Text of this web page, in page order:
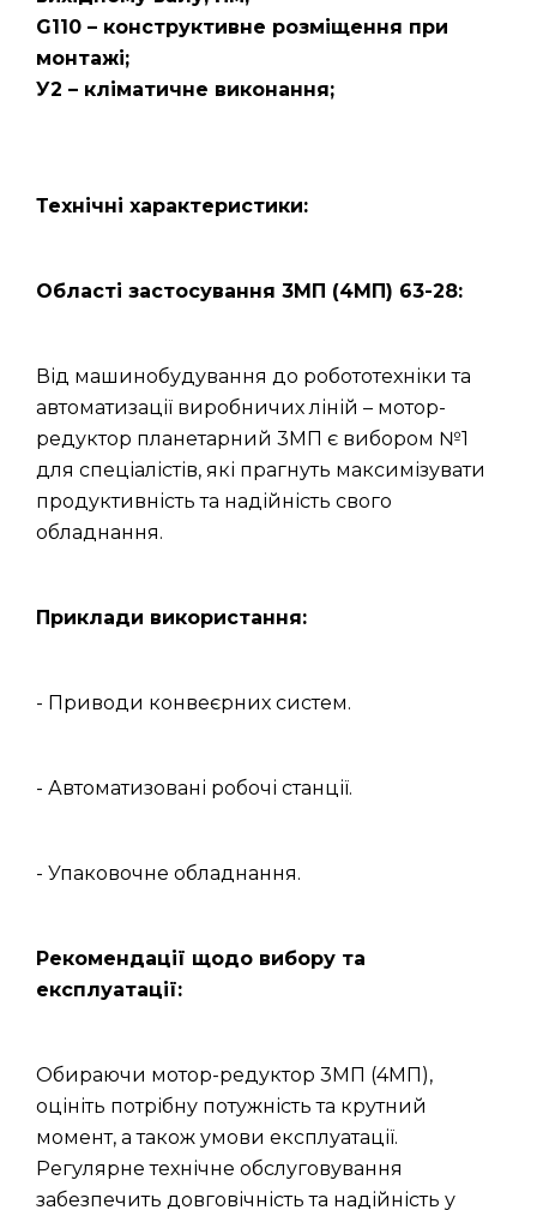
G110 – конструктивне розміщення при
монтажі;
У2 – кліматичне виконання;
Технічні характеристики:
Області застосування 3МП (4МП) 63-28:
Від машинобудування до робототехніки та
автоматизації виробничих ліній – мотор-
редуктор планетарний 3МП є вибором №1
для спеціалістів, які прагнуть максимізувати
продуктивність та надійність свого
обладнання.
Приклади використання:
- Приводи конвеєрних систем.
- Автоматизовані робочі станції.
- Упаковочне обладнання.
Рекомендації щодо вибору та
експлуатації:
Обираючи мотор-редуктор 3МП (4МП),
оцініть потрібну потужність та крутний
момент, а також умови експлуатації.
Регулярне технічне обслуговування
забезпечить довговічність та надійність у